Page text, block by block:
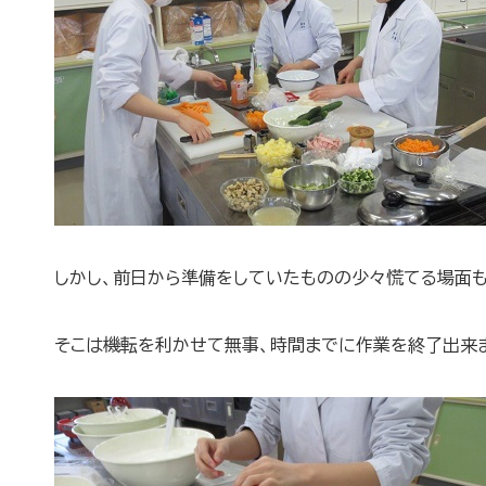
しかし、前日から準備をしていたものの少々慌てる場面も
そこは機転を利かせて無事、時間までに作業を終了出来